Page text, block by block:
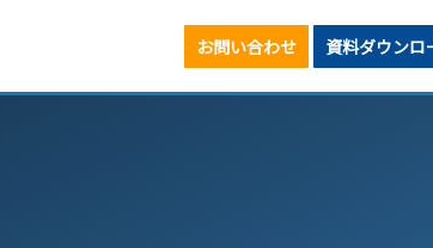
お問い合わせ 資料ダウンロ